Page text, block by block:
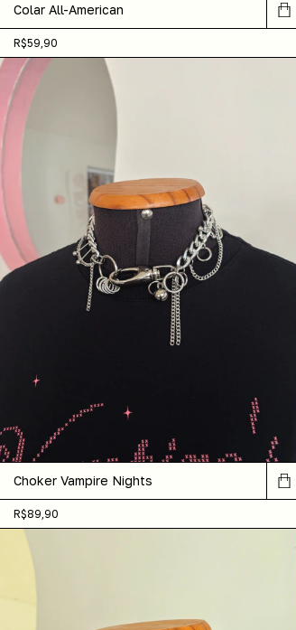
Colar All-American
R$59,90
Choker Vampire Nights
R$89,90